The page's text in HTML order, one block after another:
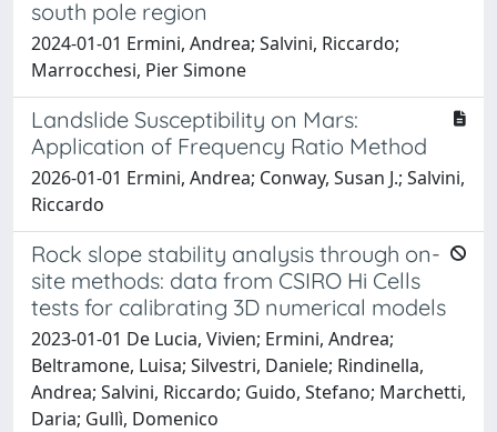
south pole region
2024-01-01 Ermini, Andrea; Salvini, Riccardo;
Marrocchesi, Pier Simone
Landslide Susceptibility on Mars:
Application of Frequency Ratio Method
2026-01-01 Ermini, Andrea; Conway, Susan J.; Salvini,
Riccardo
Rock slope stability analysis through on-
site methods: data from CSIRO Hi Cells
tests for calibrating 3D numerical models
2023-01-01 De Lucia, Vivien; Ermini, Andrea;
Beltramone, Luisa; Silvestri, Daniele; Rindinella,
Andrea; Salvini, Riccardo; Guido, Stefano; Marchetti,
Daria; Gullì, Domenico